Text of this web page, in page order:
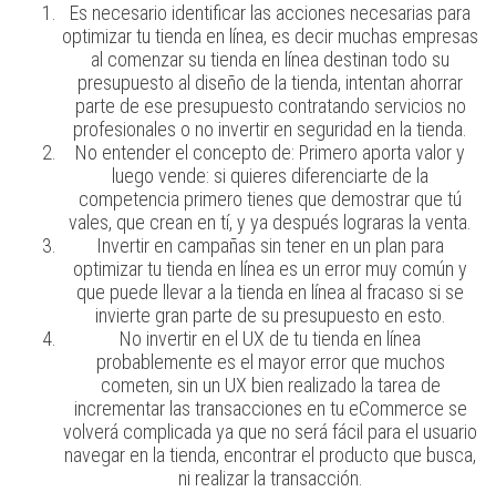
Es necesario identificar las acciones necesarias para
optimizar tu tienda en línea, es decir muchas empresas
al comenzar su tienda en línea destinan todo su
presupuesto al diseño de la tienda, intentan ahorrar
parte de ese presupuesto contratando servicios no
profesionales o no invertir en seguridad en la tienda.
No entender el concepto de: Primero aporta valor y
luego vende: si quieres diferenciarte de la
competencia primero tienes que demostrar que tú
vales, que crean en tí, y ya después lograras la venta.
Invertir en campañas sin tener en un plan para
optimizar tu tienda en línea es un error muy común y
que puede llevar a la tienda en línea al fracaso si se
invierte gran parte de su presupuesto en esto.
No invertir en el UX de tu tienda en línea
probablemente es el mayor error que muchos
cometen, sin un UX bien realizado la tarea de
incrementar las transacciones en tu eCommerce se
volverá complicada ya que no será fácil para el usuario
navegar en la tienda, encontrar el producto que busca,
ni realizar la transacción.